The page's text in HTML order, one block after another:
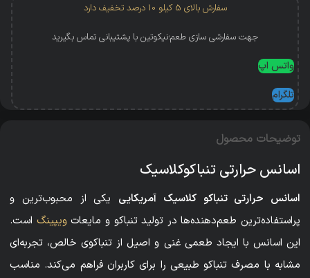
سفارش بالای 5 کیلو 10 درصد تخفیف دارد
جهت سفارشی سازی طعم؛نیکوتین با پشتیبانی تماس بگیرید
واتس اپ
تلگرام
توضیحات محصول
اسانس حرارتی تنباکوکلاسیک
اسانس حرارتی تنباکو کلاسیک آمریکایی یکی از محبوب‌ترین و
پراستفاده‌ترین طعم‌دهنده‌ها در تولید تنباکو و مایعاتویپینگ است.
این اسانس با ایجاد طعمی غنی و اصیل از تنباکوی خالص، تجربه‌ای
مشابه با مصرف تنباکو طبیعی را برای کاربران فراهم می‌کند. مناسب